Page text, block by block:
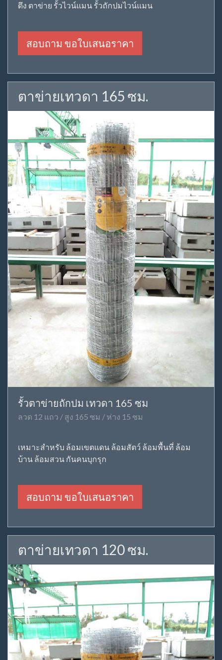
ดึง ตาข่าย รั้วไวน์แมน รั้วถักปมไวน์แมน
สอบถาม ขอใบเสนอราคา
ตาข่ายเทวดา 165 ซม.
รั้วตาข่ายถักปม เทวดา 165 ซม
ลวด 12 แถว / สูง 165 ซม / ห่าง 15 ซม
เหมาะสำหรับ ล้อมเขตแดน ล้อมสัตว์ ล้อมพื้นที่ ล้อม
บ้าน ล้อมสวน กันคนบุกรุก
สอบถาม ขอใบเสนอราคา
ตาข่ายเทวดา 120 ซม.